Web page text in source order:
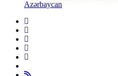
Azərbaycan